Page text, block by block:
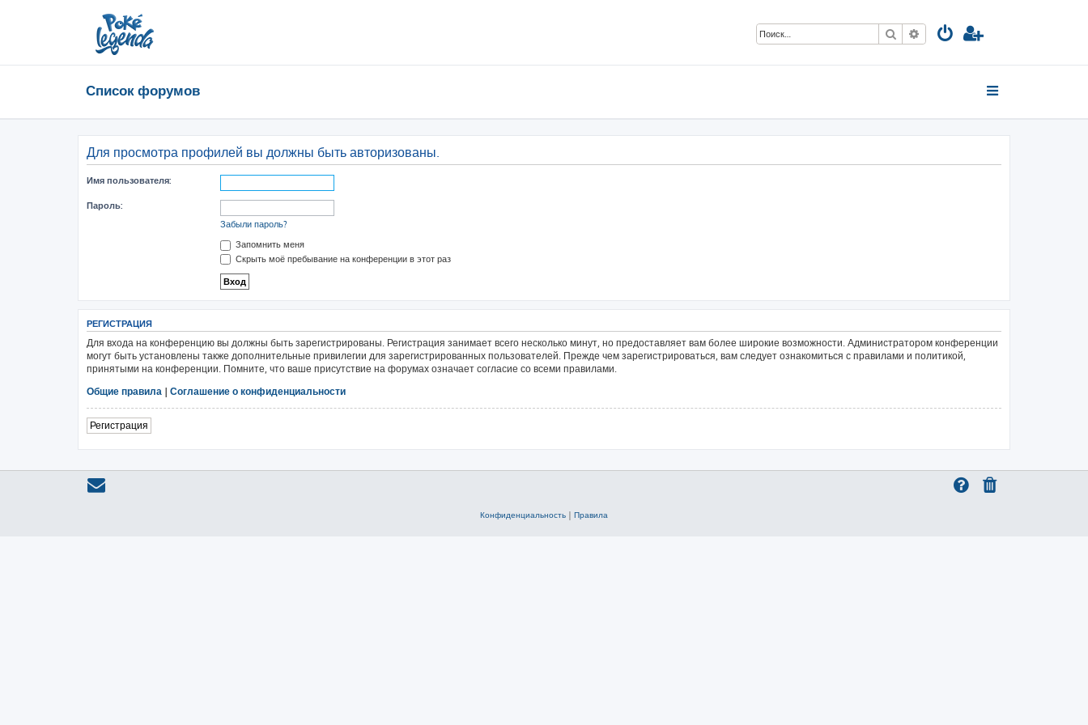
Поиск Расширенный поиск
Список форумов
Для просмотра профилей вы должны быть авторизованы.
Имя пользователя:
Пароль:
Забыли пароль?
Запомнить меня
Скрыть моё пребывание на конференции в этот раз
РЕГИСТРАЦИЯ
Для входа на конференцию вы должны быть зарегистрированы. Регистрация занимает всего несколько минут, но предоставляет вам более широкие возможности. Администратором конференции
могут быть установлены также дополнительные привилегии для зарегистрированных пользователей. Прежде чем зарегистрироваться, вам следует ознакомиться с правилами и политикой,
принятыми на конференции. Помните, что ваше присутствие на форумах означает согласие со всеми правилами.
Общие правила | Соглашение о конфиденциальности
Регистрация
Конфиденциальность | Правила